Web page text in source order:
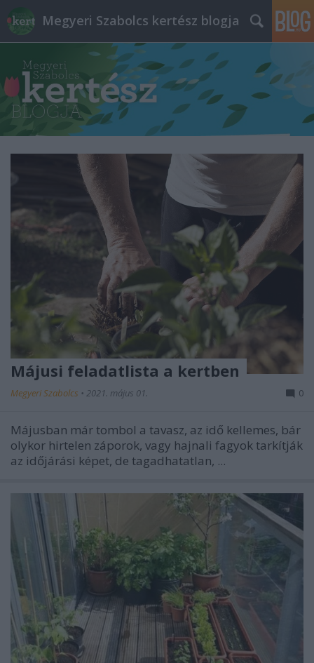
Megyeri Szabolcs kertész blogja
Májusi feladatlista a kertben
Megyeri Szabolcs • 2021. május 01. 0
Májusban már tombol a tavasz, az idő kellemes, bár
olykor hirtelen záporok, vagy hajnali fagyok tarkítják
az időjárási képet, de tagadhatatlan, ...